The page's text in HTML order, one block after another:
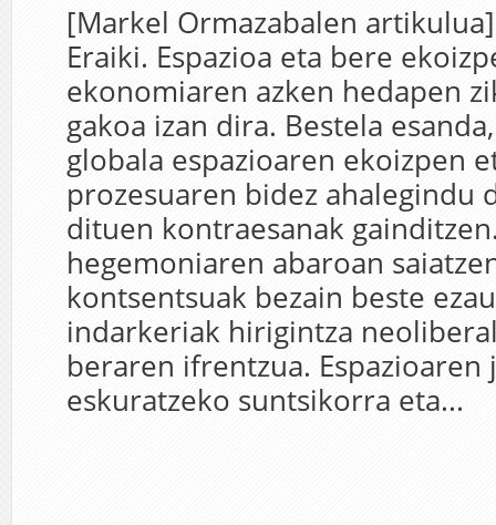
[Markel Ormazabalen
Eraiki. Espazioa eta bere
ekonomiaren azken hedapen
gakoa izan dira. Bestela
globala espazioaren ekoizpen
prozesuaren bidez ahalegindu
dituen kontraesanak
hegemoniaren abaroan
kontsentsuak bezain beste
indarkeriak hirigintza
beraren ifrentzua. Espazioaren
eskuratzeko suntsikorra eta...